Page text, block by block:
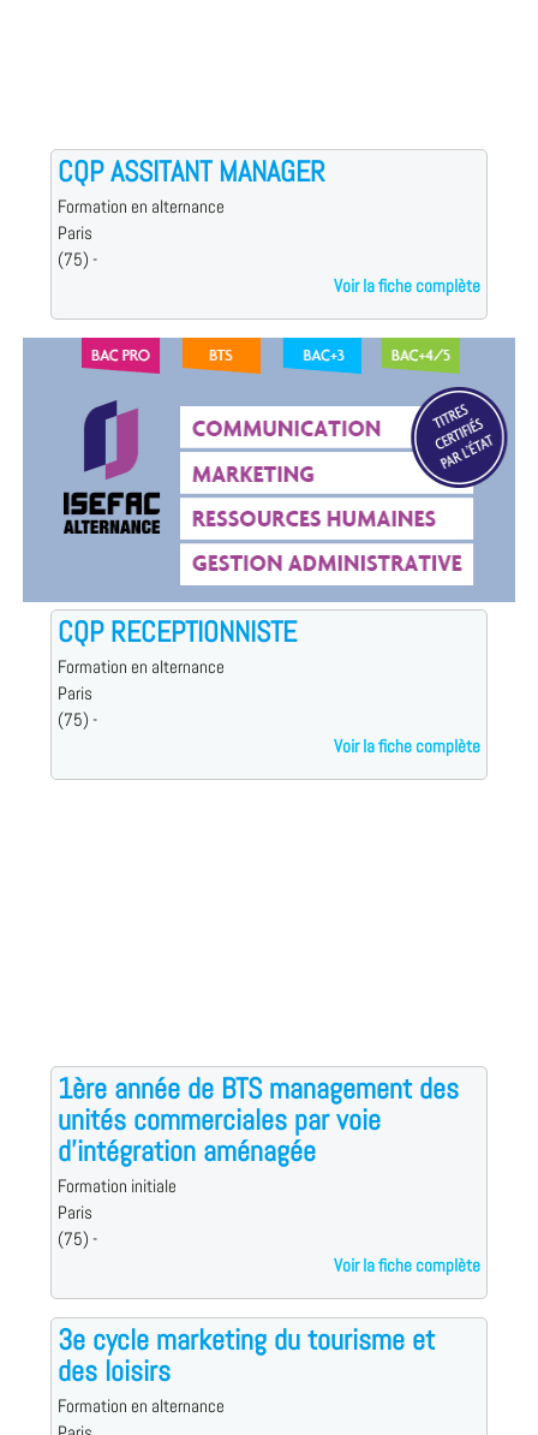
CQP ASSITANT MANAGER
Formation en alternance
Paris
(75) -
Voir la fiche complète
CQP RECEPTIONNISTE
Formation en alternance
Paris
(75) -
Voir la fiche complète
1ère année de BTS management des
unités commerciales par voie
d'intégration aménagée
Formation initiale
Paris
(75) -
Voir la fiche complète
3e cycle marketing du tourisme et
des loisirs
Formation en alternance